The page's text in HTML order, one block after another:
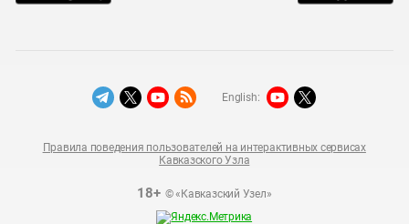
18+© «Кавказский Узел»
Правила поведения пользователей на интерактивных сервисах
Кавказского Узла
English: